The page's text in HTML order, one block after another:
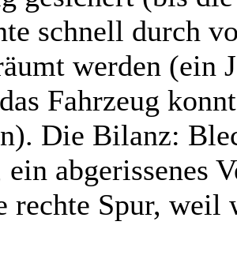
schnell durch
werden (ein
Fahrzeug
Die Bilanz:
ein abgerissenes
rechte Spur,